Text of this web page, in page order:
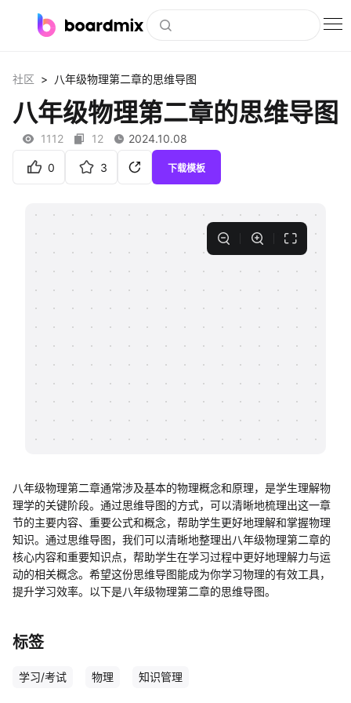
社区资源
下载
私有化部署
客户案例
支持
知识分享社区
社区 > 八年级物理第二章的思维导图
八年级物理第二章的思维导图
1112 12 2024.10.08
0 3 下载模板
八年级物理第二章通常涉及基本的物理概念和原理，是学生理解物
理学的关键阶段。通过思维导图的方式，可以清晰地梳理出这一章
节的主要内容、重要公式和概念，帮助学生更好地理解和掌握物理
知识。通过思维导图，我们可以清晰地整理出八年级物理第二章的
核心内容和重要知识点，帮助学生在学习过程中更好地理解力与运
动的相关概念。希望这份思维导图能成为你学习物理的有效工具，
提升学习效率。以下是八年级物理第二章的思维导图。
标签
学习/考试 物理 知识管理